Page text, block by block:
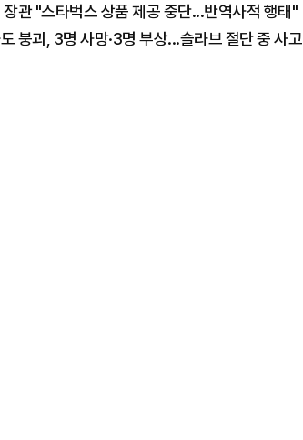
관 "스타벅스 상품 제공 중단...반역사적 행태"
붕괴, 3명 사망·3명 부상...슬라브 절단 중 사고